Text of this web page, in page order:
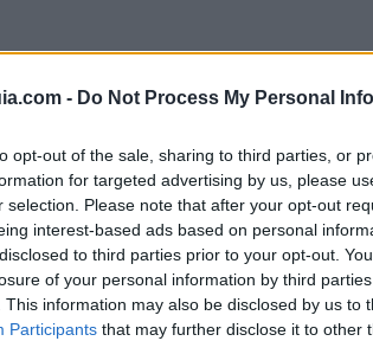
- Do Not Process My Personal
opt-out of the sale, sharing to third parties, or
for targeted advertising by us, please
selection. Please note that after your opt-out
interest-based ads based on personal
to third parties prior to your opt-out.
of your personal information by third
This information may also be disclosed by us to
Participants that may further disclose it to other
discotecas
nocturno de